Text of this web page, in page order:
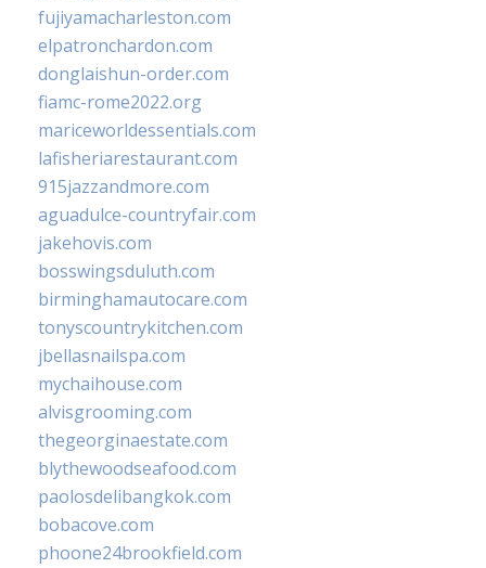
fujiyamacharleston.com
elpatronchardon.com
donglaishun-order.com
fiamc-rome2022.org
mariceworldessentials.com
lafisheriarestaurant.com
915jazzandmore.com
aguadulce-countryfair.com
jakehovis.com
bosswingsduluth.com
birminghamautocare.com
tonyscountrykitchen.com
jbellasnailspa.com
mychaihouse.com
alvisgrooming.com
thegeorginaestate.com
blythewoodseafood.com
paolosdelibangkok.com
bobacove.com
phoone24brookfield.com